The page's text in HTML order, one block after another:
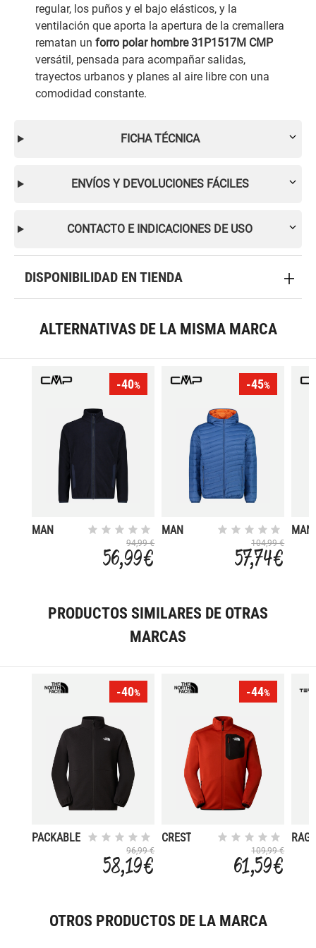
regular, los puños y el bajo elásticos, y la
ventilación que aporta la apertura de la cremallera
rematan un forro polar hombre 31P1517M CMP
versátil, pensada para acompañar salidas,
trayectos urbanos y planes al aire libre con una
comodidad constante.
FICHA TÉCNICA
ENVÍOS Y DEVOLUCIONES FÁCILES
CONTACTO E INDICACIONES DE USO
DISPONIBILIDAD EN TIENDA
ALTERNATIVAS DE LA MISMA MARCA
-40%
MAN
94,99 €
56,99 €
-45%
MAN
104,99 €
57,74 €
MAN
PRODUCTOS SIMILARES DE OTRAS
MARCAS
-40%
PACKABLE
96,99 €
58,19 €
-44%
CREST
109,99 €
61,59 €
OTROS PRODUCTOS DE LA MARCA